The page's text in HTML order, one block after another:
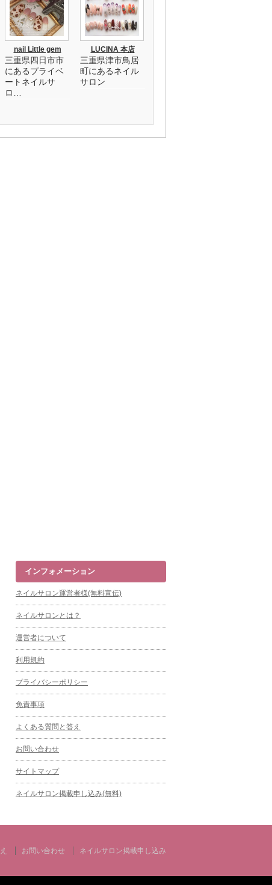
nail Little gem
三重県四日市市
にあるプライベ
ートネイルサ
ロ…
LUCINA 本店
三重県津市鳥居
町にあるネイル
サロン
インフォメーション
ネイルサロン運営者様(無料宣伝)
ネイルサロンとは？
運営者について
利用規約
プライバシーポリシー
免責事項
よくある質問と答え
お問い合わせ
サイトマップ
ネイルサロン掲載申し込み(無料)
お問い合わせ ネイルサロン掲載申し込み